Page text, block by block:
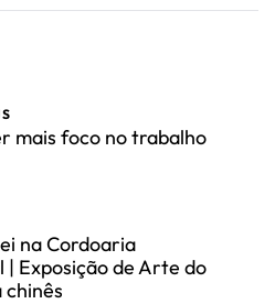
mais foco no trabalho
na Cordoaria
| Exposição de Arte do